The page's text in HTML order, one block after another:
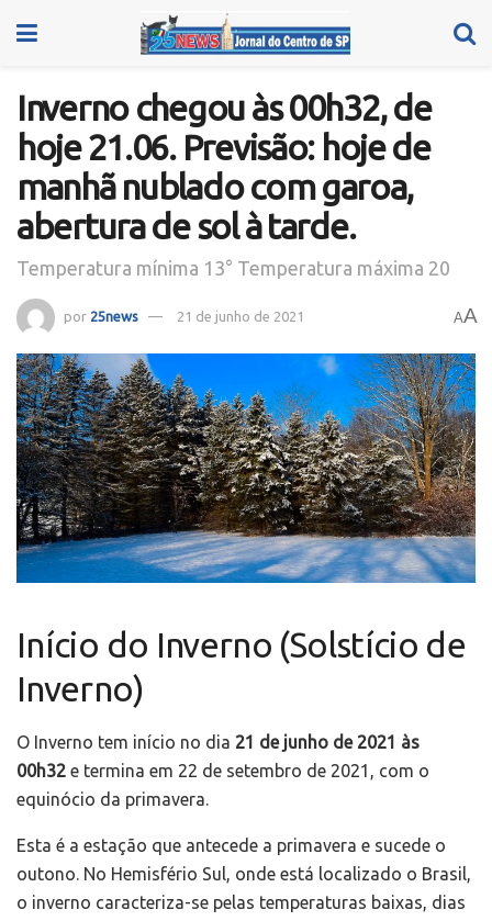
Inverno chegou às 00h32, de
hoje 21.06. Previsão: hoje de
manhã nublado com garoa,
abertura de sol à tarde.
Temperatura mínima 13° Temperatura máxima 20
por 25news 21 de junho de 2021 AA
Início do Inverno (Solstício de
Inverno)
O Inverno tem início no dia 21 de junho de 2021 às
00h32 e termina em 22 de setembro de 2021, com o
equinócio da primavera.
Esta é a estação que antecede a primavera e sucede o
outono. No Hemisfério Sul, onde está localizado o Brasil,
o inverno caracteriza-se pelas temperaturas baixas, dias